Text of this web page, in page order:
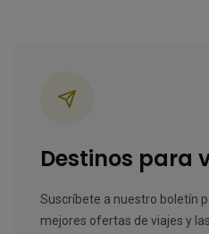
Destinos para
Suscríbete a nuestro boletín
mejores ofertas de viajes y